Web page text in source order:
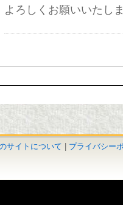
よろしくお願いいたし
サイトについて プライバシー